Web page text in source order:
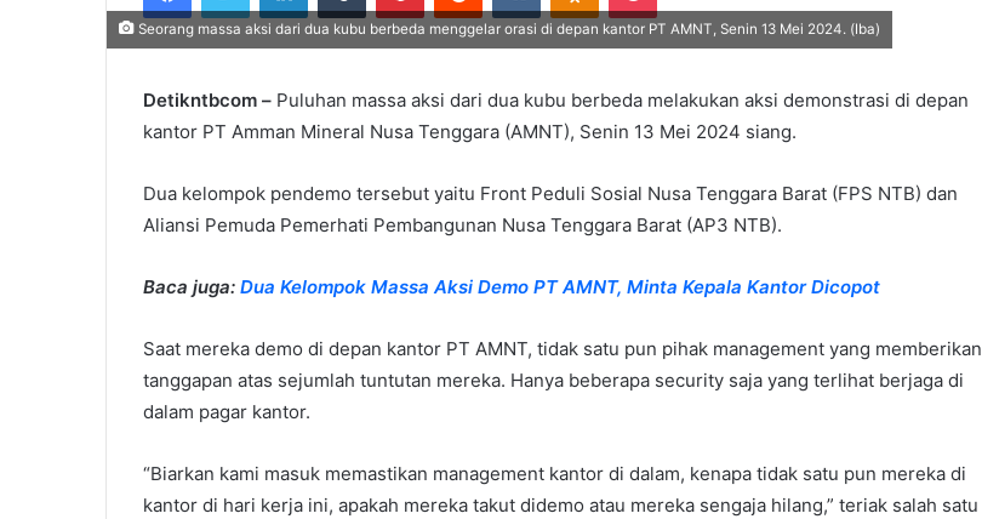
Seorang massa aksi dari dua kubu berbeda menggelar orasi di depan kantor PT AMNT, Senin 13 Mei 2024. (Iba)
Detikntbcom – Puluhan massa aksi dari dua kubu berbeda melakukan aksi demonstrasi di depan
kantor PT Amman Mineral Nusa Tenggara (AMNT), Senin 13 Mei 2024 siang.
Dua kelompok pendemo tersebut yaitu Front Peduli Sosial Nusa Tenggara Barat (FPS NTB) dan
Aliansi Pemuda Pemerhati Pembangunan Nusa Tenggara Barat (AP3 NTB).
Baca juga: Dua Kelompok Massa Aksi Demo PT AMNT, Minta Kepala Kantor Dicopot
Saat mereka demo di depan kantor PT AMNT, tidak satu pun pihak management yang memberikan
tanggapan atas sejumlah tuntutan mereka. Hanya beberapa security saja yang terlihat berjaga di
dalam pagar kantor.
“Biarkan kami masuk memastikan management kantor di dalam, kenapa tidak satu pun mereka di
kantor di hari kerja ini, apakah mereka takut didemo atau mereka sengaja hilang,” teriak salah satu